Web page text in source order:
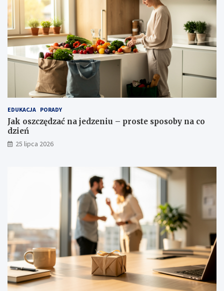
EDUKACJA PORADY
Jak oszczędzać na jedzeniu – proste sposoby na co
dzień
25 lipca 2026